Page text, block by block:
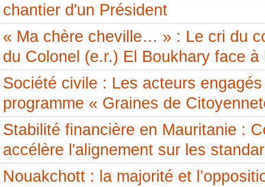
chantier d'un Président
« Ma chère cheville… » : Le cri du
du Colonel (e.r.) El Boukhary face à
Société civile : Les acteurs
programme « Graines de
Stabilité financière en Mauritanie :
accélère l'alignement sur les
Nouakchott : la majorité et